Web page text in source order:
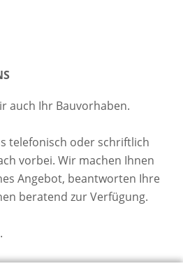
auch Ihr Bauvorhaben.
telefonisch oder schriftlich
vorbei. Wir machen Ihnen
Angebot, beantworten Ihre
beratend zur Verfügung.